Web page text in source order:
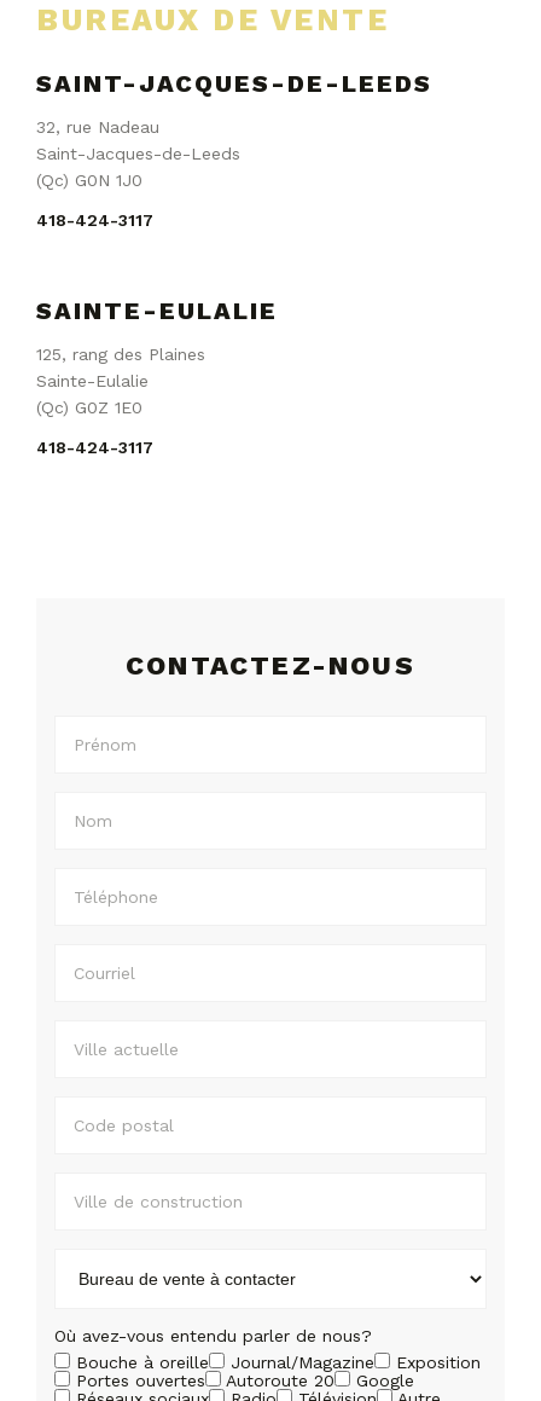
BUREAUX DE VENTE
SAINT-JACQUES-DE-LEEDS
32, rue Nadeau
Saint-Jacques-de-Leeds
(Qc) G0N 1J0
418-424-3117
SAINTE-EULALIE
125, rang des Plaines
Sainte-Eulalie
(Qc) G0Z 1E0
418-424-3117
CONTACTEZ-NOUS
Où avez-vous entendu parler de nous?
Bouche à oreille
Journal/Magazine
Exposition
Portes ouvertes
Autoroute 20
Google